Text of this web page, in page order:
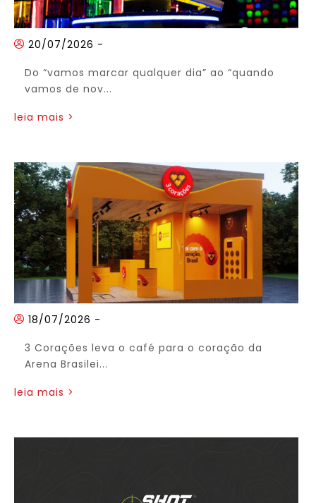
20/07/2026 -
Do “vamos marcar qualquer dia” ao “quando
vamos de nov...
leia mais >
18/07/2026 -
3 Corações leva o café para o coração da
Arena Brasilei...
leia mais >